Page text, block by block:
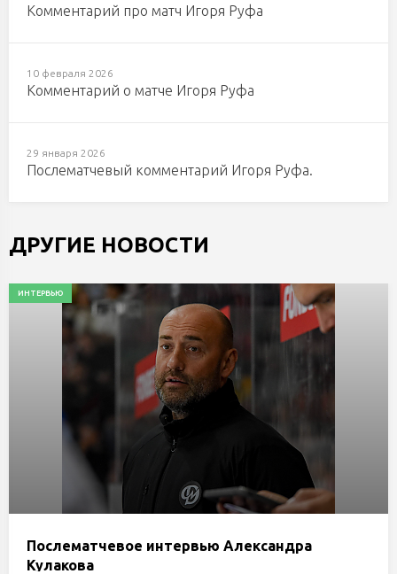
Комментарий про матч Игоря Руфа
10 февраля 2026
Комментарий о матче Игоря Руфа
29 января 2026
Послематчевый комментарий Игоря Руфа.
ДРУГИЕ НОВОСТИ
ИНТЕРВЬЮ
Послематчевое интервью Александра
Кулакова